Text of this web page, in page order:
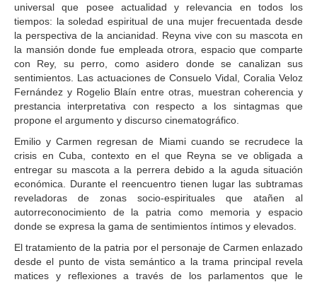
universal que posee actualidad y relevancia en todos los
tiempos: la soledad espiritual de una mujer frecuentada desde
la perspectiva de la ancianidad. Reyna vive con su mascota en
la mansión donde fue empleada otrora, espacio que comparte
con Rey, su perro, como asidero donde se canalizan sus
sentimientos. Las actuaciones de Consuelo Vidal, Coralia Veloz
Fernández y Rogelio Blaín entre otras, muestran coherencia y
prestancia interpretativa con respecto a los sintagmas que
propone el argumento y discurso cinematográfico.
Emilio y Carmen regresan de Miami cuando se recrudece la
crisis en Cuba, contexto en el que Reyna se ve obligada a
entregar su mascota a la perrera debido a la aguda situación
económica. Durante el reencuentro tienen lugar las subtramas
reveladoras de zonas socio-espirituales que atañen al
autorreconocimiento de la patria como memoria y espacio
donde se expresa la gama de sentimientos íntimos y elevados.
El tratamiento de la patria por el personaje de Carmen enlazado
desde el punto de vista semántico a la trama principal revela
matices y reflexiones a través de los parlamentos que le